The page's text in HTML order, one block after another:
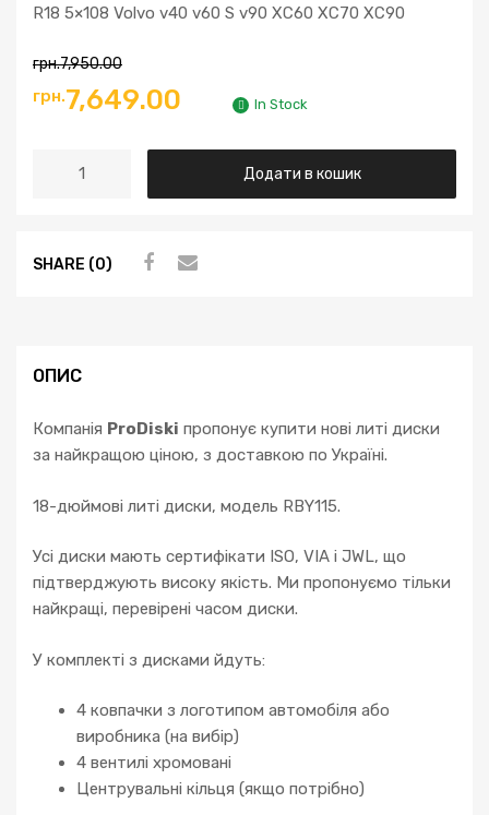
R18 5×108 Volvo v40 v60 S v90 XC60 XC70 XC90
грн.7,950.00
грн.7,649.00 In Stock
Додати в кошик
SHARE (0)
ОПИС
Компанія ProDiski пропонує купити нові литі диски
за найкращою ціною, з доставкою по Україні.
18-дюймові литі диски, модель RBY115.
Усі диски мають сертифікати ISO, VIA і JWL, що
підтверджують високу якість. Ми пропонуємо тільки
найкращі, перевірені часом диски.
У комплекті з дисками йдуть:
4 ковпачки з логотипом автомобіля або
виробника (на вибір)
4 вентилі хромовані
Центрувальні кільця (якщо потрібно)